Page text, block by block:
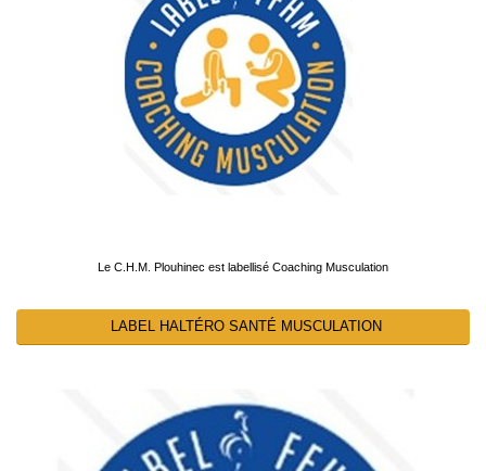
Le C.H.M. Plouhinec est labellisé Coaching Musculation
LABEL HALTÉRO SANTÉ MUSCULATION